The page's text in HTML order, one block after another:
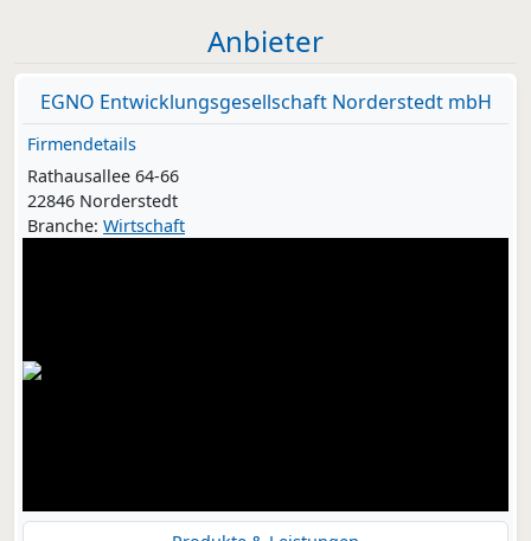
Anbieter
EGNO Entwicklungsgesellschaft Norderstedt mbH
Firmendetails
Rathausallee 64-66
22846 Norderstedt
Branche: Wirtschaft